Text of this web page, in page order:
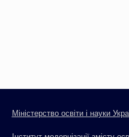
Міністерство освіти і науки